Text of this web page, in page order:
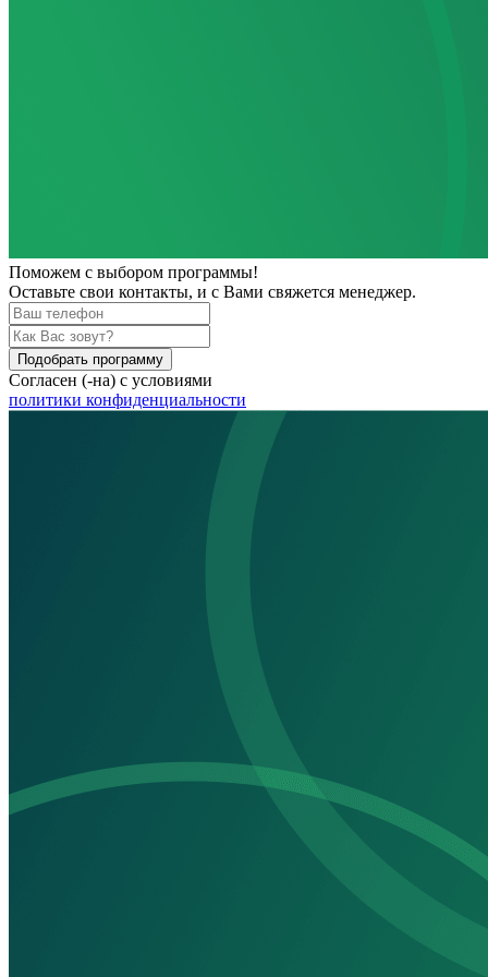
Поможем с выбором программы!
Оставьте свои контакты, и с Вами свяжется менеджер.
Подобрать программу
Согласен (-на) с условиями
политики конфиденциальности